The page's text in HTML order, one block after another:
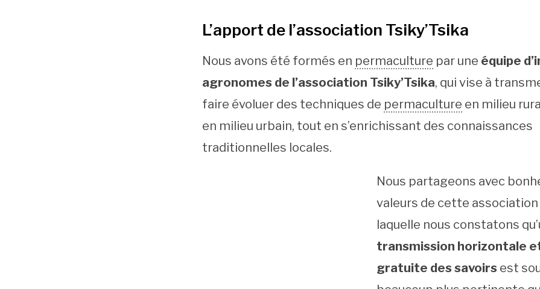
L’apport de l’association Tsiky’Tsika
Nous avons été formés en permaculture par une équipe
agronomes de l’association Tsiky’Tsika, qui vise à
faire évoluer des techniques de permaculture en milieu
en milieu urbain, tout en s’enrichissant des connaissances
traditionnelles locales.
Nous partageons avec
valeurs de cette association
laquelle nous constatons
transmission horizontale
gratuite des savoirs est